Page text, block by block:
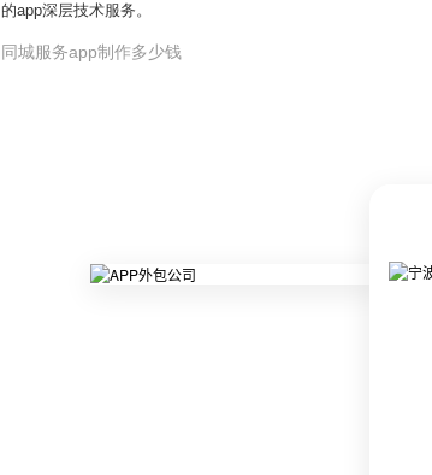
的app深层技术服务。
同城服务app制作多少钱